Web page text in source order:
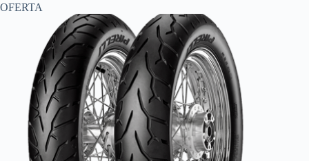
OFERTA